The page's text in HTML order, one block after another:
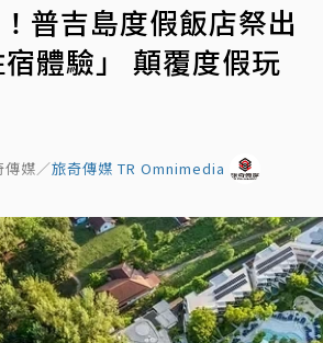
普吉島度假飯店祭出
宿體驗」 顛覆度假玩
傳媒／旅奇傳媒 TR Omnimedia